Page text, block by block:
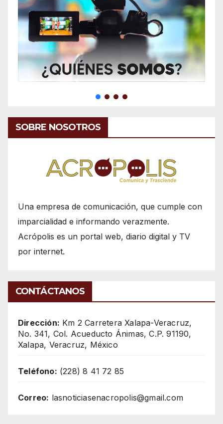
SOBRE NOSOTROS
Una empresa de comunicación, que cumple con
imparcialidad e informando verazmente.
Acrópolis es un portal web, diario digital y TV
por internet.
CONTÁCTANOS
Dirección: Km 2 Carretera Xalapa-Veracruz,
No. 341, Col. Acueducto Ánimas, C.P. 91190,
Xalapa, Veracruz, México
Teléfono: (228) 8 41 72 85
Correo: lasnoticiasenacropolis@gmail.com